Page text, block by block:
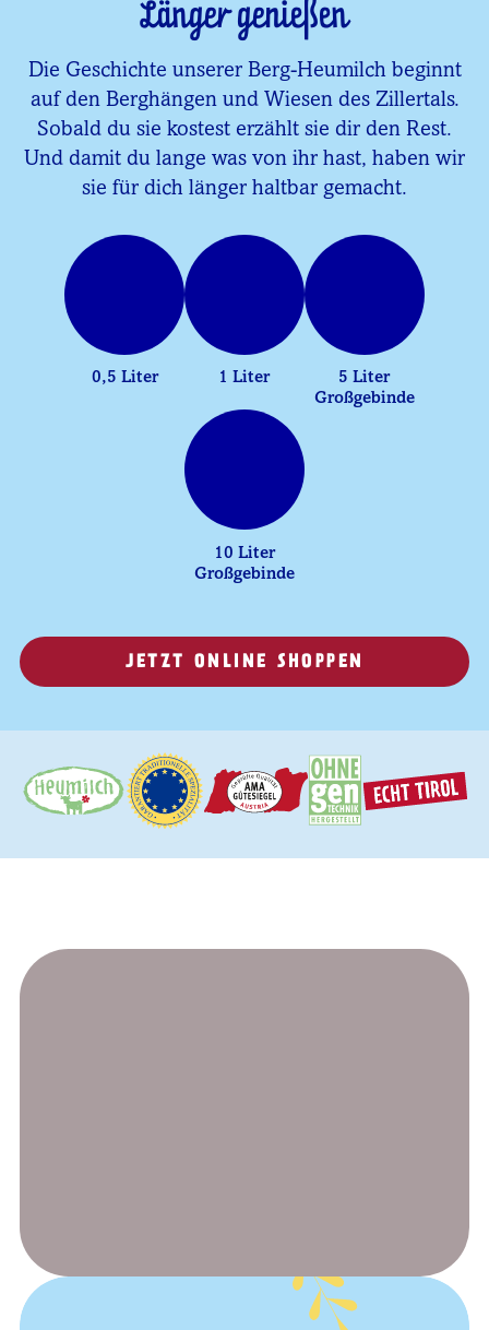
Länger genießen
Die Geschichte unserer Berg-Heumilch beginnt
auf den Berghängen und Wiesen des Zillertals.
Sobald du sie kostest erzählt sie dir den Rest.
Und damit du lange was von ihr hast, haben wir
sie für dich länger haltbar gemacht.
0,5 Liter 1 Liter
5 Liter
Großgebinde
10 Liter
Großgebinde
JETZT ONLINE SHOPPEN